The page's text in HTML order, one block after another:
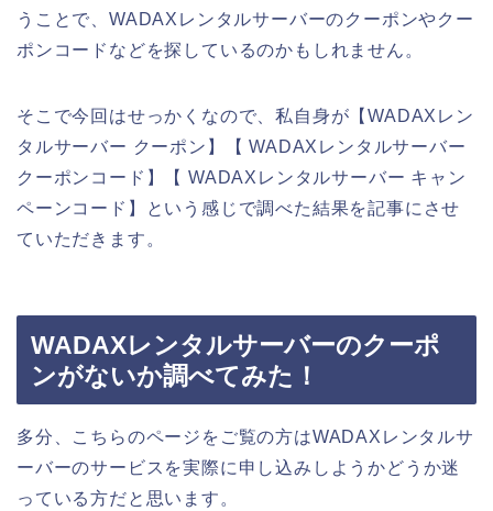
うことで、WADAXレンタルサーバーのクーポンやクー
ポンコードなどを探しているのかもしれません。
そこで今回はせっかくなので、私自身が【WADAXレン
タルサーバー クーポン】【 WADAXレンタルサーバー
クーポンコード】【 WADAXレンタルサーバー キャン
ペーンコード】という感じで調べた結果を記事にさせ
ていただきます。
WADAXレンタルサーバーのクーポ
ンがないか調べてみた！
多分、こちらのページをご覧の方はWADAXレンタルサ
ーバーのサービスを実際に申し込みしようかどうか迷
っている方だと思います。